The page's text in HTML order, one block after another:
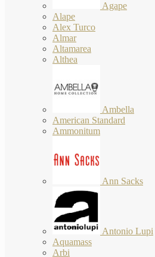
Agape
Alape
Alex Turco
Almar
Altamarea
Althea
Ambella
American Standard
Ammonitum
Ann Sacks
Antonio Lupi
Aquamass
Arbi